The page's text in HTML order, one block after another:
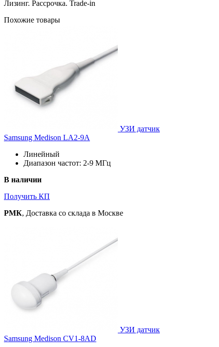
Лизинг. Рассрочка. Trade-in
Похожие товары
УЗИ датчик
Samsung Medison LA2-9A
Линейный
Диапазон частот: 2-9 МГц
В наличии
Получить КП
РМК, Доставка со склада в Москве
УЗИ датчик
Samsung Medison CV1-8AD